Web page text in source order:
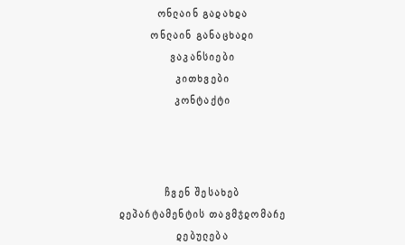
ᲝᲜᲚᲐᲘᲜ ᲒᲐᲓᲐᲮᲓᲐ
ᲝᲜᲚᲐᲘᲜ ᲒᲐᲜᲐᲪᲮᲐᲓᲘ
ᲕᲐᲙᲐᲜᲡᲘᲔᲑᲘ
ᲙᲘᲗᲮᲕᲔᲑᲘ
ᲙᲝᲜᲢᲐᲥᲢᲘ
ᲩᲕᲔᲜ ᲨᲔᲡᲐᲮᲔᲑ
ᲓᲔᲞᲐᲠᲢᲐᲛᲔᲜᲢᲘᲡ ᲗᲐᲕᲛᲯᲓᲝᲛᲐᲠᲔ
ᲓᲔᲑᲣᲚᲔᲑᲐ